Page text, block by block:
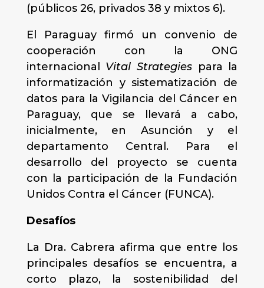
(públicos 26, privados 38 y mixtos 6).
El Paraguay firmó un convenio de
cooperación con la ONG
internacional Vital Strategies para la
informatización y sistematización de
datos para la Vigilancia del Cáncer en
Paraguay, que se llevará a cabo,
inicialmente, en Asunción y el
departamento Central. Para el
desarrollo del proyecto se cuenta
con la participación de la Fundación
Unidos Contra el Cáncer (FUNCA).
Desafíos
La Dra. Cabrera afirma que entre los
principales desafíos se encuentra, a
corto plazo, la sostenibilidad del